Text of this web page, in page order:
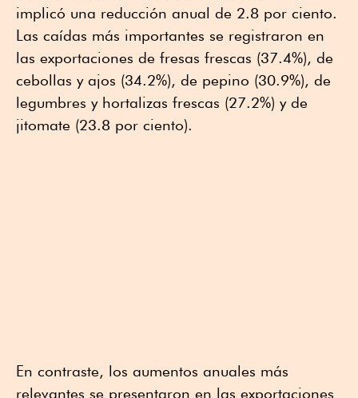
implicó una reducción anual de 2.8 por ciento.
Las caídas más importantes se registraron en
las exportaciones de fresas frescas (37.4%), de
cebollas y ajos (34.2%), de pepino (30.9%), de
legumbres y hortalizas frescas (27.2%) y de
jitomate (23.8 por ciento).
En contraste, los aumentos anuales más
relevantes se presentaron en las exportaciones